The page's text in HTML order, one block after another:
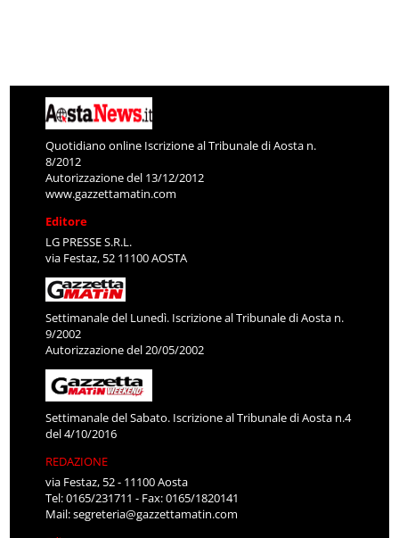
Quotidiano online Iscrizione al Tribunale di Aosta n.
8/2012
Autorizzazione del 13/12/2012
www.gazzettamatin.com
Editore
LG PRESSE S.R.L.
via Festaz, 52 11100 AOSTA
Settimanale del Lunedì. Iscrizione al Tribunale di Aosta n.
9/2002
Autorizzazione del 20/05/2002
Settimanale del Sabato. Iscrizione al Tribunale di Aosta n.4
del 4/10/2016
REDAZIONE
via Festaz, 52 - 11100 Aosta
Tel: 0165/231711 - Fax: 0165/1820141
Mail:segreteria@gazzettamatin.com